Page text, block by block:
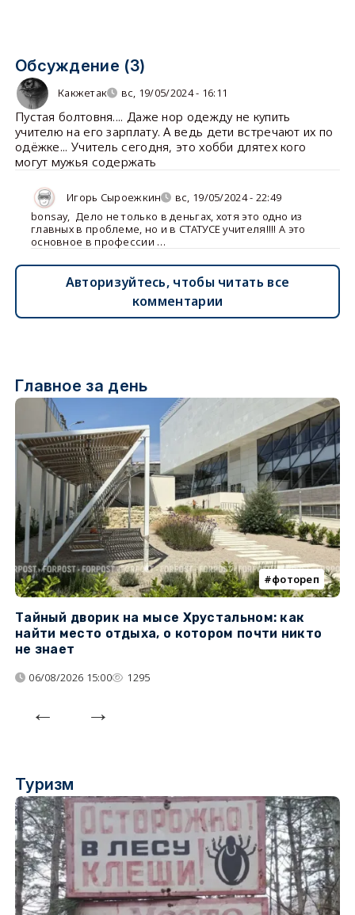
Обсуждение (3)
Какжетак вс, 19/05/2024 - 16:11
Пустая болтовня.... Даже нор одежду не купить
учителю на его зарплату. А ведь дети встречают их по
одёжке... Учитель сегодня, это хобби длятех кого
могут мужья содержать
Игорь Сыроежкин
вс, 19/05/2024 - 22:49
bonsay, Дело не только в деньгах, хотя это одно из
главных в проблеме, но и в СТАТУСЕ учителя!!!! А это
основное в профессии …
Авторизуйтесь, чтобы читать все
комментарии
Главное за день
фотореп
Тайный дворик на мысе Хрустальном: как
найти место отдыха, о котором почти никто
не знает
06/08/2026 15:00 1295
Туризм